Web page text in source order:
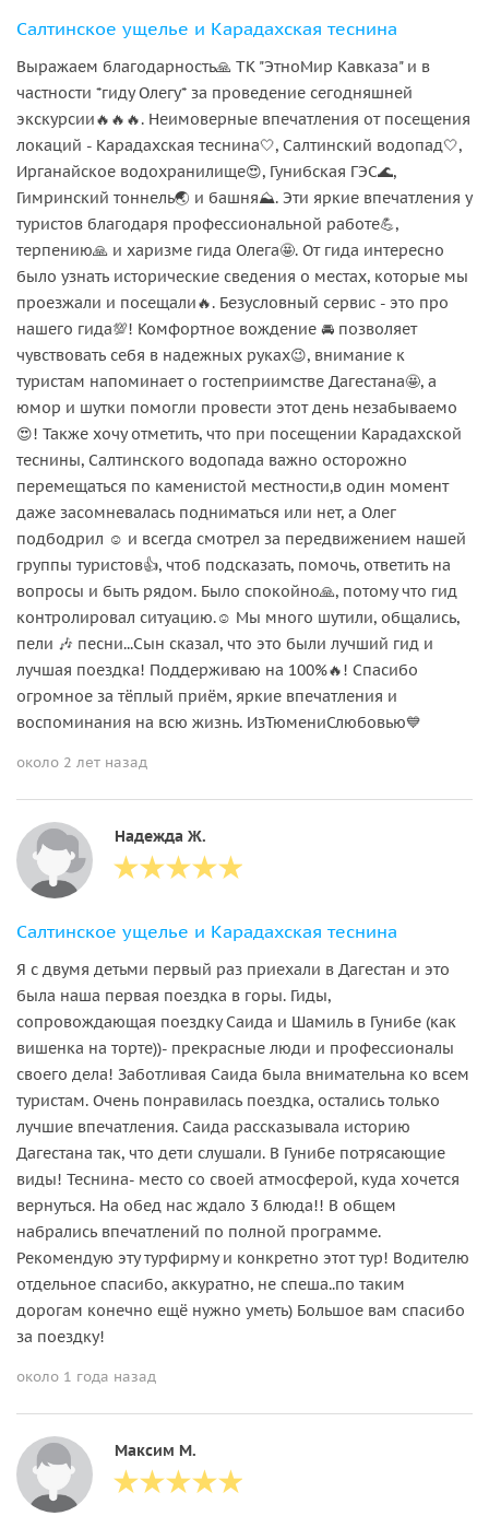
Салтинское ущелье и Карадахская теснина
Выражаем благодарность🙏 ТК "ЭтноМир Кавказа" и в
частности *гиду Олегу* за проведение сегодняшней
экскурсии🔥🔥🔥. Неимоверные впечатления от посещения
локаций - Карадахская теснина🤍, Салтинский водопад🤍,
Ирганайское водохранилище😍, Гунибская ГЭС🌊,
Гимринский тоннель🌏 и башня⛰️. Эти яркие впечатления у
туристов благодаря профессиональной работе💪,
терпению🙏 и харизме гида Олега🤩. От гида интересно
было узнать исторические сведения о местах, которые мы
проезжали и посещали🔥. Безусловный сервис - это про
нашего гида💯! Комфортное вождение 🚘 позволяет
чувствовать себя в надежных руках😉, внимание к
туристам напоминает о гостеприимстве Дагестана🤩, а
юмор и шутки помогли провести этот день незабываемо
😍! Также хочу отметить, что при посещении Карадахской
теснины, Салтинского водопада важно осторожно
перемещаться по каменистой местности,в один момент
даже засомневалась подниматься или нет, а Олег
подбодрил ☺️ и всегда смотрел за передвижением нашей
группы туристов👍, чтоб подсказать, помочь, ответить на
вопросы и быть рядом. Было спокойно🙏, потому что гид
контролировал ситуацию.☺️ Мы много шутили, общались,
пели 🎶 песни...Сын сказал, что это были лучший гид и
лучшая поездка! Поддерживаю на 100%🔥! Спасибо
огромное за тёплый приём, яркие впечатления и
воспоминания на всю жизнь. ИзТюмениСлюбовью💙
около 2 лет назад
Надежда Ж.
Салтинское ущелье и Карадахская теснина
Я с двумя детьми первый раз приехали в Дагестан и это
была наша первая поездка в горы. Гиды,
сопровождающая поездку Саида и Шамиль в Гунибе (как
вишенка на торте))- прекрасные люди и профессионалы
своего дела! Заботливая Саида была внимательна ко всем
туристам. Очень понравилась поездка, остались только
лучшие впечатления. Саида рассказывала историю
Дагестана так, что дети слушали. В Гунибе потрясающие
виды! Теснина- место со своей атмосферой, куда хочется
вернуться. На обед нас ждало 3 блюда!! В общем
набрались впечатлений по полной программе.
Рекомендую эту турфирму и конкретно этот тур! Водителю
отдельное спасибо, аккуратно, не спеша..по таким
дорогам конечно ещё нужно уметь) Большое вам спасибо
за поездку!
около 1 года назад
Максим М.